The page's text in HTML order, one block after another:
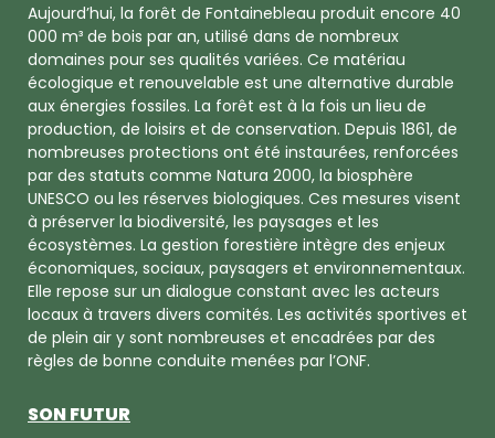
Aujourd’hui, la forêt de Fontainebleau produit encore 40
000 m³ de bois par an, utilisé dans de nombreux
domaines pour ses qualités variées. Ce matériau
écologique et renouvelable est une alternative durable
aux énergies fossiles. La forêt est à la fois un lieu de
production, de loisirs et de conservation. Depuis 1861, de
nombreuses protections ont été instaurées, renforcées
par des statuts comme Natura 2000, la biosphère
UNESCO ou les réserves biologiques. Ces mesures visent
à préserver la biodiversité, les paysages et les
écosystèmes. La gestion forestière intègre des enjeux
économiques, sociaux, paysagers et environnementaux.
Elle repose sur un dialogue constant avec les acteurs
locaux à travers divers comités. Les activités sportives et
de plein air y sont nombreuses et encadrées par des
règles de bonne conduite menées par l’ONF.
SON FUTUR